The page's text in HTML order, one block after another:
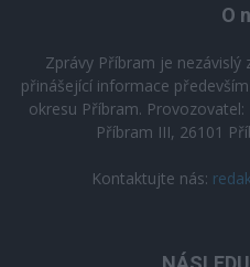
O
Zprávy Příbram je
přinášející informace
okresu Příbram.
Příbram III, 26101
Kontaktujte nás: